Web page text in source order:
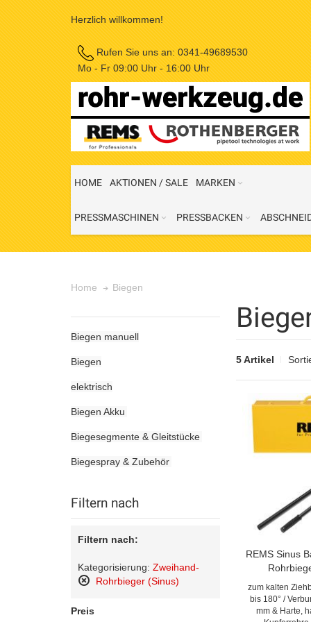
Herzlich willkommen!
Rufen Sie uns an: 0341-49689530
Mo - Fr 09:00 Uhr - 16:00 Uhr
HOME AKTIONEN / SALE MARKEN
PRESSMASCHINEN PRESSBACKEN
Home Biegen
5 Artikel
REMS Sinus
zum kalten
bis 180° /
mm & Harte,
Biegen manuell
Biegen
elektrisch
Biegen Akku
Biegesegmente & Gleitstücke
Biegespray & Zubehör
Filtern nach
Filtern nach:
Kategorisierung: Zweihand-
Rohrbieger (Sinus)
Artikel
Preis